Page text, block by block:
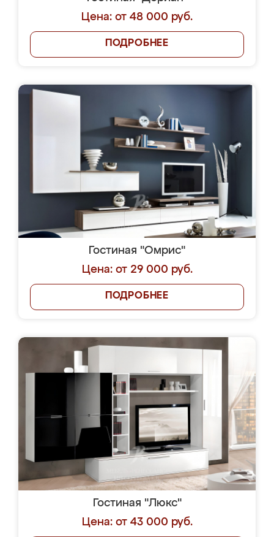
Цена: от 48 000 руб.
ПОДРОБНЕЕ
Гостиная "Омрис"
Цена: от 29 000 руб.
ПОДРОБНЕЕ
Гостиная "Люкс"
Цена: от 43 000 руб.